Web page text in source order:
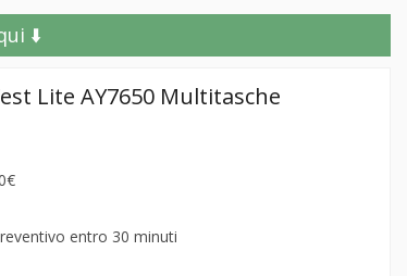
⬇️
Lite AY7650 Multitasche
entro 30 minuti